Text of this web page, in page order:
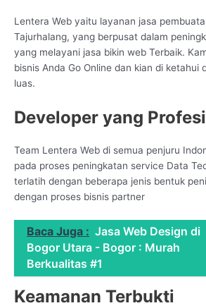
Lentera Web yaitu layanan jasa
Tajurhalang, yang berpusat dalam
yang melayani jasa bikin web Terbaik.
bisnis Anda Go Online dan kian di ketahui
luas.
Developer yang
Team Lentera Web di semua penjuru
pada proses peningkatan service Data
terlatih dengan beberapa jenis bentuk
dengan proses bisnis partner
Baca Juga : Jasa Web Design di
Bogor Utara - Bogor : Murah
Berkualitas #1
Keamanan Terbukti